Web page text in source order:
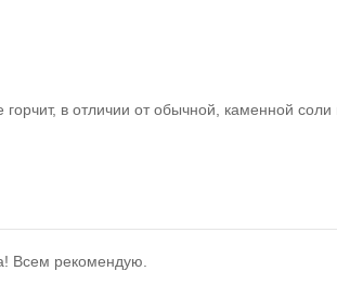
в отличии от обычной, каменной
Всем рекомендую.